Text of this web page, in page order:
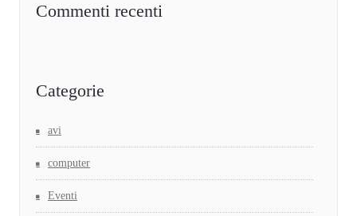
Commenti recenti
Categorie
avi
computer
Eventi